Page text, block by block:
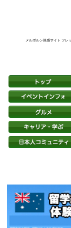
メルボルン体感サイト フレ